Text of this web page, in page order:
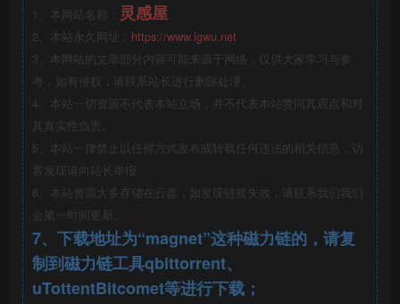
现代铁艺围墙设计详图施工图
1、本网站名称： 灵感屋
2、本站永久网址： https://www.lgwu.net
3、本网站的文章部分内容可能来源于网络，仅供大家学习与参
考，如有侵权，请联系站长进行删除处理。
4、本站一切资源不代表本站立场，并不代表本站赞同其观点和对
其真实性负责。
5、本站一律禁止以任何方式发布或转载任何违法的相关信息，访
客发现请向站长举报
6、本站资源大多存储在云盘，如发现链接失效，请联系我们我们
会第一时间更新。
7、下载地址为“magnet”这种磁力链的，请复
制到磁力链工具qbittorrent、
uTottentBitcomet等进行下载；